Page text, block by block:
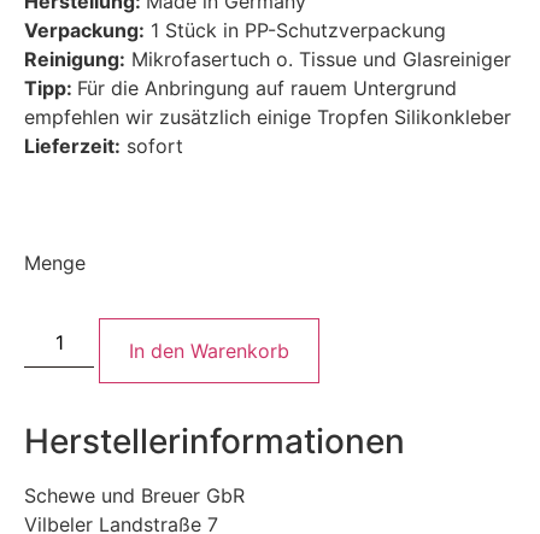
Verpackung: 1 Stück in PP-Schutzverpackung
Reinigung: Mikrofasertuch o. Tissue und Glasreiniger
Tipp: Für die Anbringung auf rauem Untergrund
empfehlen wir zusätzlich einige Tropfen Silikonkleber
Lieferzeit: sofort
Menge
In den Warenkorb
Herstellerinformationen
Schewe und Breuer GbR
Vilbeler Landstraße 7